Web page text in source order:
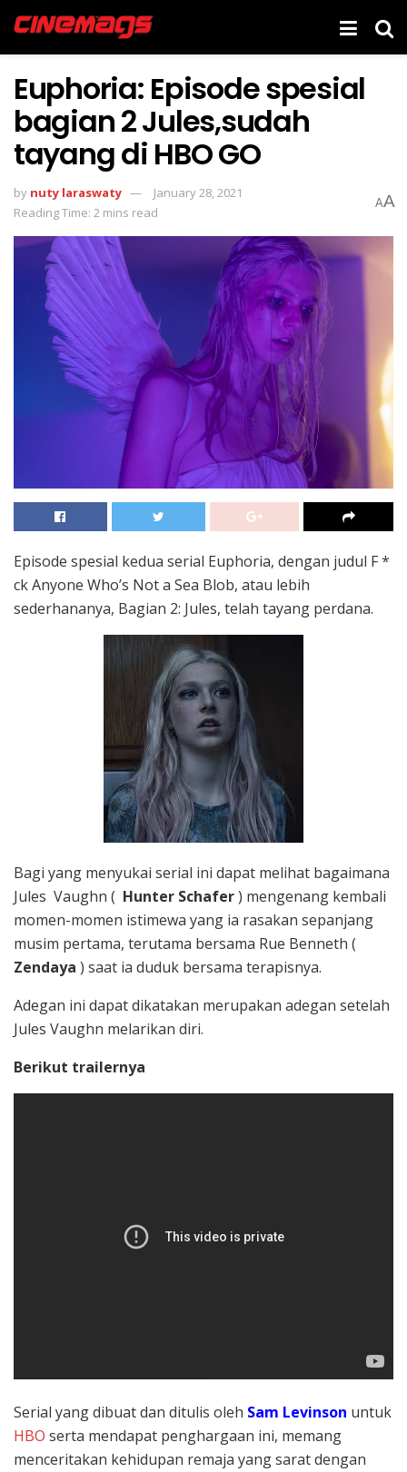
Euphoria: Episode spesial
bagian 2 Jules,sudah
tayang di HBO GO
by nuty laraswaty
January 28, 2021
Reading Time: 2 mins read
AA
Episode spesial kedua serial Euphoria, dengan judul F *
ck Anyone Who’s Not a Sea Blob, atau lebih
sederhananya, Bagian 2: Jules, telah tayang perdana.
Bagi yang menyukai serial ini dapat melihat bagaimana
Jules Vaughn ( Hunter Schafer) mengenang kembali
momen-momen istimewa yang ia rasakan sepanjang
musim pertama, terutama bersama Rue Benneth (
Zendaya ) saat ia duduk bersama terapisnya.
Adegan ini dapat dikatakan merupakan adegan setelah
Jules Vaughn melarikan diri.
Berikut trailernya
Serial yangdibuat dan ditulis oleh Sam Levinson untuk
HBO serta mendapat penghargaan ini, memang
menceritakan kehidupan remaja yang sarat dengan